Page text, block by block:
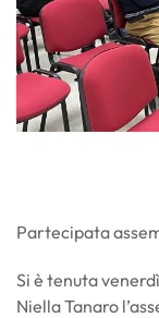
Partecipata
Si è tenuta
Niella Tanaro